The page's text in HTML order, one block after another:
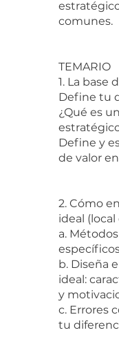
comunes.
TEMARIO
1. La base
Define tu
¿Qué es
Define y
de valor
2. Cómo
ideal
a.
b. Diseña
ideal:
y
c. Errores
tu